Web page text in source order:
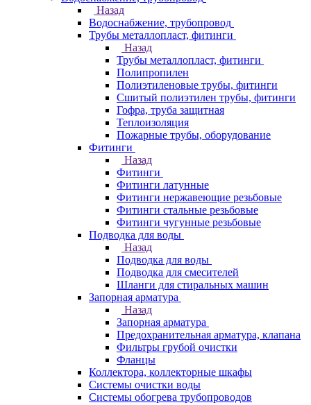
Назад
Водоснабжение, трубопровод
Трубы металлопласт, фитинги
Назад
Трубы металлопласт, фитинги
Полипропилен
Полиэтиленовые трубы, фитинги
Сшитый полиэтилен трубы, фитинги
Гофра, труба защитная
Теплоизоляция
Пожарные трубы, оборудование
Фитинги
Назад
Фитинги
Фитинги латунные
Фитинги нержавеющие резьбовые
Фитинги стальные резьбовые
Фитинги чугунные резьбовые
Подводка для воды
Назад
Подводка для воды
Подводка для смесителей
Шланги для стиральных машин
Запорная арматура
Назад
Запорная арматура
Предохранительная арматура, клапана
Фильтры грубой очистки
Фланцы
Коллектора, коллекторные шкафы
Системы очистки воды
Системы обогрева трубопроводов